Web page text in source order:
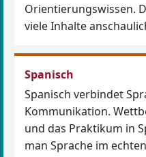
Orientierungswissen.
viele Inhalte
Spanisch
Spanisch verbindet
Kommunikation.
und das Praktikum in
man Sprache im